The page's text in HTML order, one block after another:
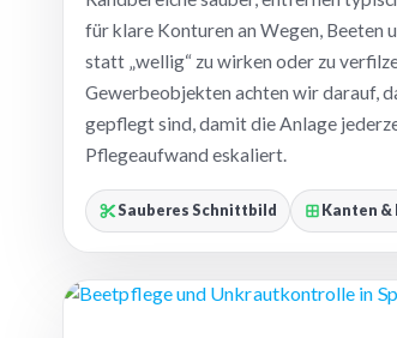
für klare Konturen an Wegen, Beeten
statt „wellig“ zu wirken oder zu
Gewerbeobjekten achten wir darauf,
gepflegt sind, damit die Anlage
Pflegeaufwand eskaliert.
Sauberes Schnittbild Kanten &